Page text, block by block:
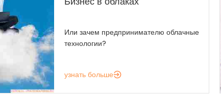
Или зачем предпринимателю облачные
технологии?
узнать больше